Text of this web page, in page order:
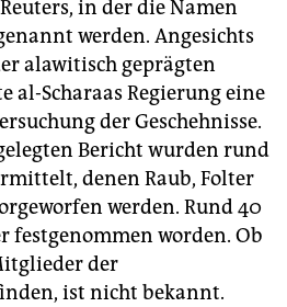
in der die Namen
werden. Angesichts
alawitisch geprägten
al-Scharaas Regierung eine
der Geschehnisse.
Bericht wurden rund
denen Raub, Folter
werden. Rund 40
festgenommen worden. Ob
der
ist nicht bekannt.